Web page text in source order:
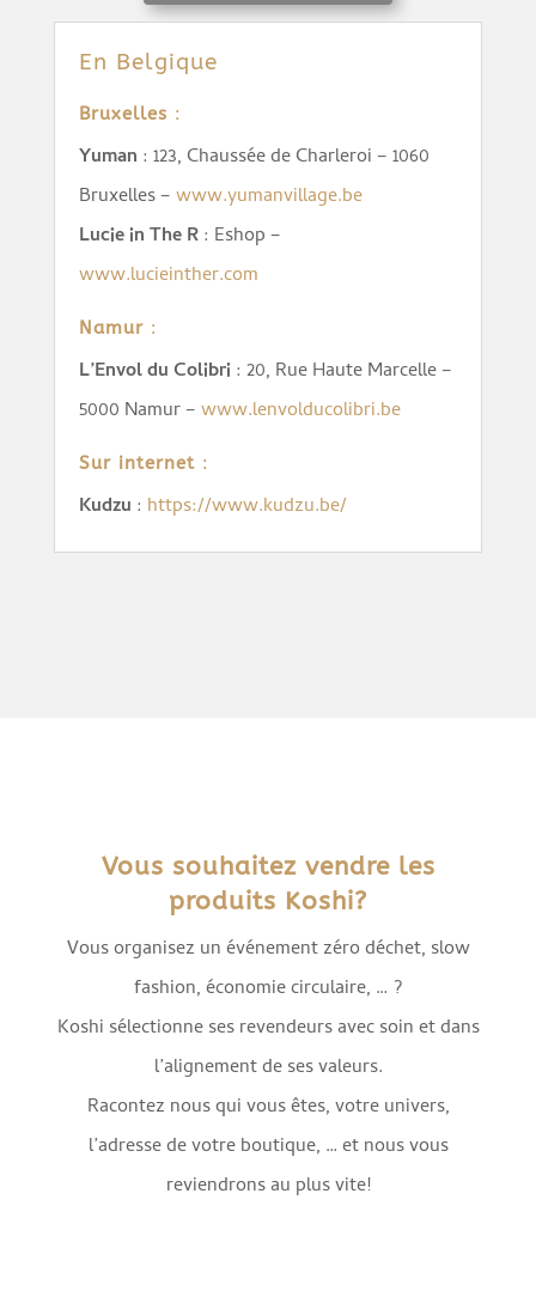
En Belgique
Bruxelles :
Yuman : 123, Chaussée de Charleroi – 1060
Bruxelles –www.yumanvillage.be
Lucie in The R: Eshop –
www.lucieinther.com
Namur:
L’Envol du Colibri : 20, Rue Haute Marcelle –
5000 Namur –www.lenvolducolibri.be
Sur internet:
Kudzu : https://www.kudzu.be/
Vous souhaitez vendre les
produits Koshi?
Vous organisez un événement zéro déchet, slow
fashion, économie circulaire, … ?
Koshi sélectionne ses revendeurs avec soin et dans
l’alignement de ses valeurs.
Racontez nous qui vous êtes, votre univers,
l’adresse de votre boutique, … et nous vous
reviendrons au plus vite!